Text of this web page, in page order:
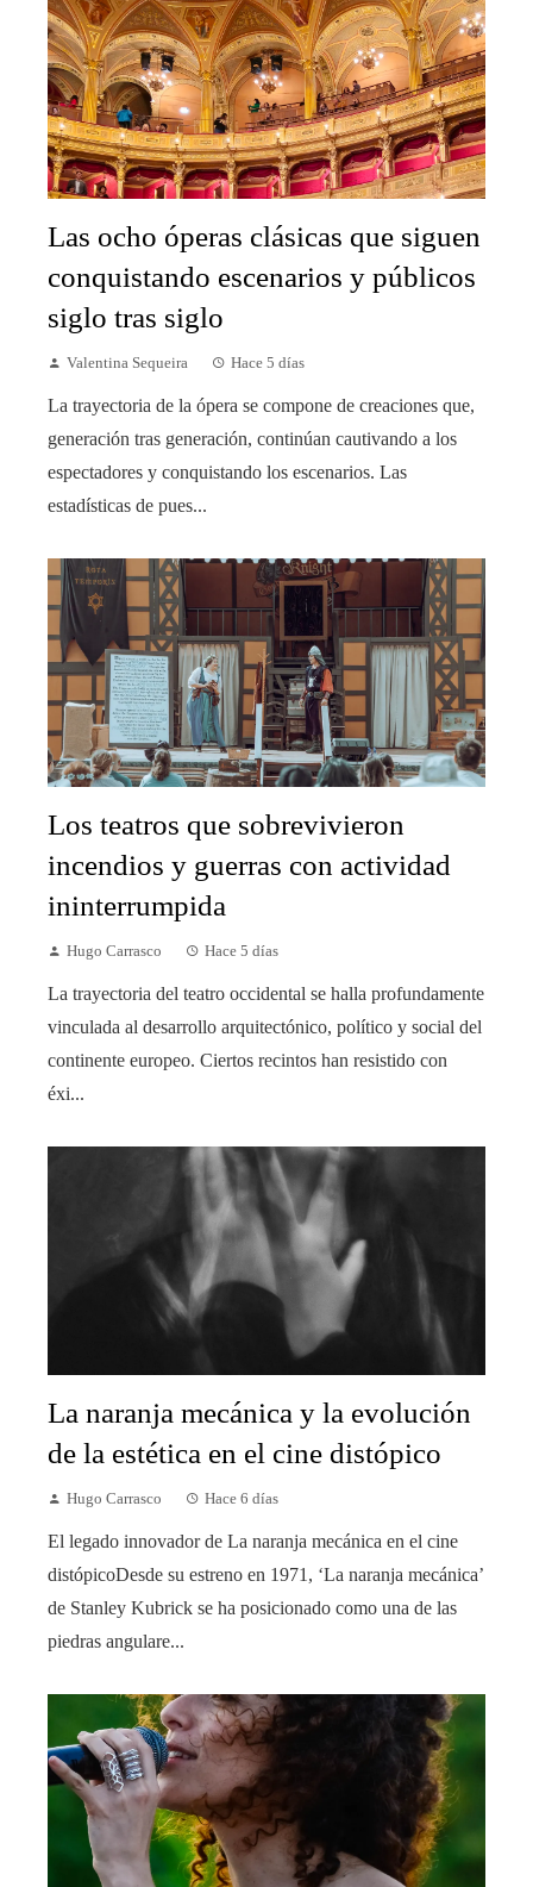
Las ocho óperas clásicas que siguen
conquistando escenarios y públicos
siglo tras siglo
Valentina Sequeira Hace 5 días
La trayectoria de la ópera se compone de creaciones que,
generación tras generación, continúan cautivando a los
espectadores y conquistando los escenarios. Las
estadísticas de pues...
Los teatros que sobrevivieron
incendios y guerras con actividad
ininterrumpida
Hugo Carrasco Hace 5 días
La trayectoria del teatro occidental se halla profundamente
vinculada al desarrollo arquitectónico, político y social del
continente europeo. Ciertos recintos han resistido con
éxi...
La naranja mecánica y la evolución
de la estética en el cine distópico
Hugo Carrasco Hace 6 días
El legado innovador de La naranja mecánica en el cine
distópicoDesde su estreno en 1971, ‘La naranja mecánica’
de Stanley Kubrick se ha posicionado como una de las
piedras angulare...